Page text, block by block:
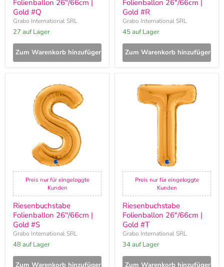
Folienballon 26"/66cm |
Gold #Q
Grabo International SRL
27 auf Lager
Zum Warenkorb hinzufügen
Folienballon 26"/66cm |
Gold #R
Grabo International SRL
45 auf Lager
Zum Warenkorb hinzufügen
Riesenbuchstabe
Folienballon
26"/66cm
Preis nur für eingeloggte
Kunden
Riesenbuchstabe
Folienballon 26"/66cm |
Gold #S
Grabo International SRL
48 auf Lager
Zum Warenkorb hinzufügen
Riesenbuchstabe
Folienballon
26"/66cm
Preis nur für eingeloggte
Kunden
Riesenbuchstabe
Folienballon 26"/66cm |
Gold #T
Grabo International SRL
34 auf Lager
Zum Warenkorb hinzufügen